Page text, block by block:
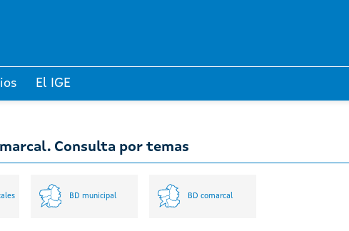
El IGE
Consulta por temas
BD municipal BD comarcal